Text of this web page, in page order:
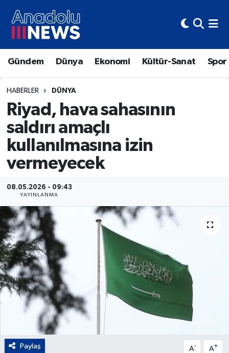
Gündem Dünya Ekonomi Kültür-Sanat Spor
HABERLER DÜNYA
Riyad, hava sahasının
saldırı amaçlı
kullanılmasına izin
vermeyecek
08.05.2026 - 09:43
YAYINLANMA
Paylaş A- A+
Hava Durumu
Trafik Durumu
Süper Lig Puan Durumu ve Fikstür
Tüm Manşetler
Son Dakika Haberleri
Haber Arşivi